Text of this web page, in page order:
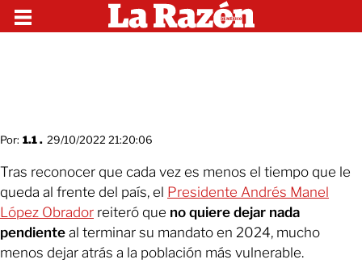
Por: 1.1 . 29/10/2022 21:20:06
Tras reconocer que cada vez es menos el tiempo que le
queda al frente del país, el Presidente Andrés Manel
López Obrador reiteró que no quiere dejar nada
pendiente al terminar su mandato en 2024, mucho
menos dejar atrás a la población más vulnerable.